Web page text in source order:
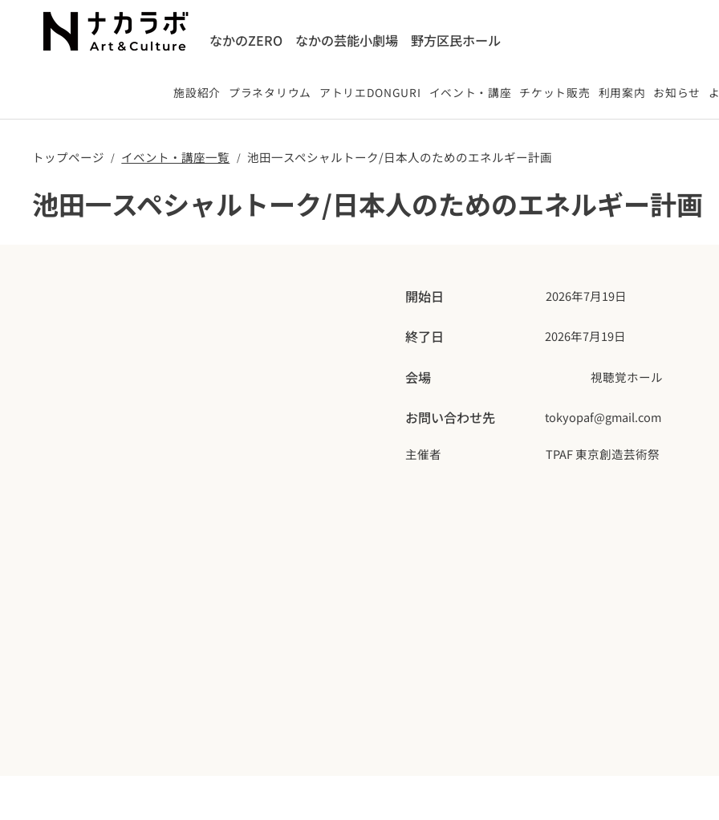
なかのZERO なかの芸能小劇場 ​野方区民ホール
施設紹介 プラネタリウム アトリエDONGURI イベント・講座 チケット販売 利用案内 お知らせ
トップページ / ​イベント・講座一覧 / 池田一スペシャルトーク/日本人のためのエネルギー計画
池田一スペシャルトーク/日本人のためのエネルギー計画
開始日 2026年7月19日
終了日 2026年7月19日
会場 視聴覚ホール
お問い合わせ先 tokyopaf@gmail.com
主催者 TPAF 東京創造芸術祭